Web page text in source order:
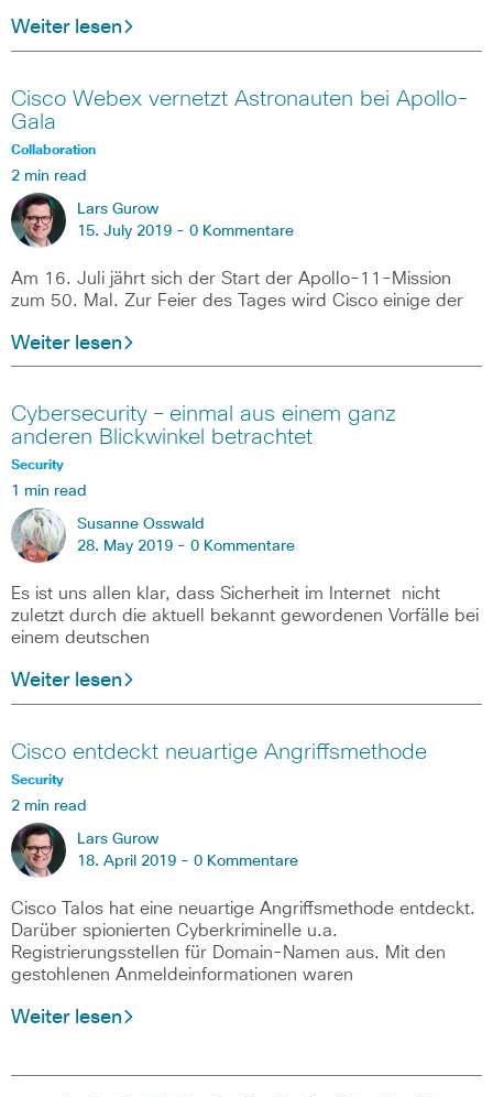
Weiter lesen
Cisco Webex vernetzt Astronauten bei Apollo-
Gala
Collaboration
2 min read
Lars Gurow
15. July 2019 - 0 Kommentare
Am 16. Juli jährt sich der Start der Apollo-11-Mission
zum 50. Mal. Zur Feier des Tages wird Cisco einige der
Weiter lesen
Cybersecurity – einmal aus einem ganz
anderen Blickwinkel betrachtet
Security
1 min read
Susanne Osswald
28. May 2019 - 0 Kommentare
Es ist uns allen klar, dass Sicherheit im Internet nicht
zuletzt durch die aktuell bekannt gewordenen Vorfälle bei
einem deutschen
Weiter lesen
Cisco entdeckt neuartige Angriffsmethode
Security
2 min read
Lars Gurow
18. April 2019 - 0 Kommentare
Cisco Talos hat eine neuartige Angriffsmethode entdeckt.
Darüber spionierten Cyberkriminelle u.a.
Registrierungsstellen für Domain-Namen aus. Mit den
gestohlenen Anmeldeinformationen waren
Weiter lesen